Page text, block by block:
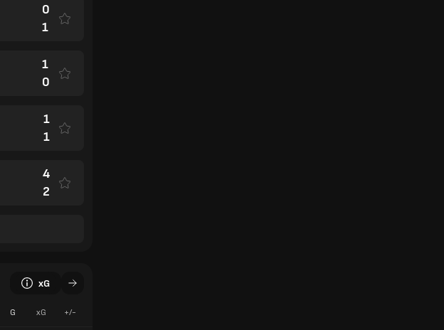
0
1
1
0
1
1
4
2
xG
G xG +/-